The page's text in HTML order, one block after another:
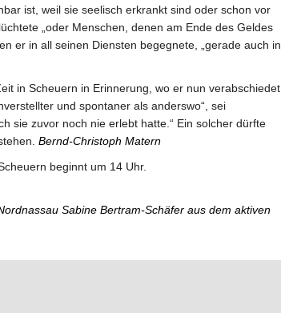
ist, weil sie seelisch erkrankt sind oder schon vor
„oder Menschen, denen am Ende des Geldes
er in all seinen Diensten begegnete, „gerade auch in
in Scheuern in Erinnerung, wo er nun verabschiedet
und spontaner als anderswo“, sei
sie zuvor noch nie erlebt hatte.“ Ein solcher dürfte
Bernd-Christoph Matern
beginnt um 14 Uhr.
Sabine Bertram-Schäfer aus dem aktiven